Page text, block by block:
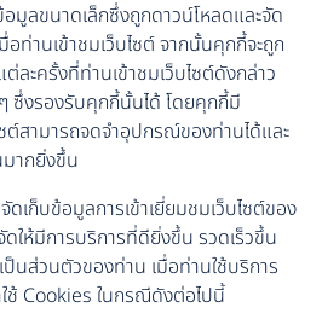
มูลขนาดเล็กซึ่งถูกดาวน์โหลดและจัด
ท่านเข้าชมเว็บไซต์ จากนั้นคุกกี้จะถูก
ต่ละครั้งที่ท่านเข้าชมเว็บไซต์ดังกล่าว
ซึ่งรองรับคุกกี้นั้นได้ โดยคุกกี้มี
ซต์สามารถจดจำอุปกรณ์ของท่านได้และ
มากยิ่งขึ้น
ดเก็บข้อมูลการเข้าเยี่ยมชมเว็บไซต์ของ
ดให้มีการบริการที่ดียิ่งขึ้น รวดเร็วขึ้น
นส่วนตัวของท่าน เมื่อท่านใช้บริการ
ใช้ Cookies ในกรณีดังต่อไปนี้